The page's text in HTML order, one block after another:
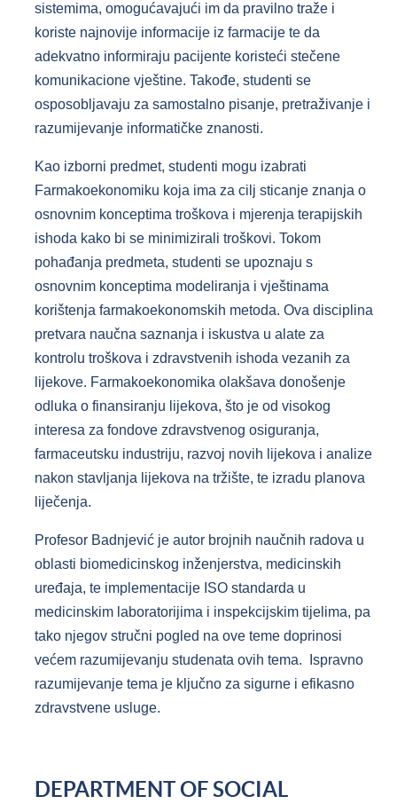
sistemima, omogućavajući im da pravilno traže i
koriste najnovije informacije iz farmacije te da
adekvatno informiraju pacijente koristeći stečene
komunikacione vještine. Takođe, studenti se
osposobljavaju za samostalno pisanje, pretraživanje i
razumijevanje informatičke znanosti.
Kao izborni predmet, studenti mogu izabrati
Farmakoekonomiku koja ima za cilj sticanje znanja o
osnovnim konceptima troškova i mjerenja terapijskih
ishoda kako bi se minimizirali troškovi. Tokom
pohađanja predmeta, studenti se upoznaju s
osnovnim konceptima modeliranja i vještinama
korištenja farmakoekonomskih metoda. Ova disciplina
pretvara naučna saznanja i iskustva u alate za
kontrolu troškova i zdravstvenih ishoda vezanih za
lijekove. Farmakoekonomika olakšava donošenje
odluka o finansiranju lijekova, što je od visokog
interesa za fondove zdravstvenog osiguranja,
farmaceutsku industriju, razvoj novih lijekova i analize
nakon stavljanja lijekova na tržište, te izradu planova
liječenja.
Profesor Badnjević je autor brojnih naučnih radova u
oblasti biomedicinskog inženjerstva, medicinskih
uređaja, te implementacije ISO standarda u
medicinskim laboratorijima i inspekcijskim tijelima, pa
tako njegov stručni pogled na ove teme doprinosi
većem razumijevanju studenata ovih tema. Ispravno
razumijevanje tema je ključno za sigurne i efikasno
zdravstvene usluge.
DEPARTMENT OF SOCIAL